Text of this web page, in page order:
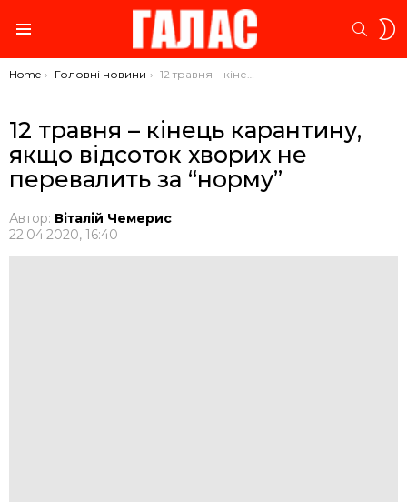
You are here:
Home Головні новини 12 травня – кінець карантину, якщо відсоток хворих не перевалить за “норму”
12 травня – кінець карантину,
якщо відсоток хворих не
перевалить за “норму”
Автор: Віталій Чемерис
22.04.2020, 16:40